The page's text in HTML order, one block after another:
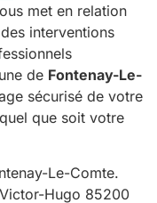
met en relation
interventions
de Fontenay-Le-
sécurisé de votre
que soit votre
Le-Comte.
Hugo 85200